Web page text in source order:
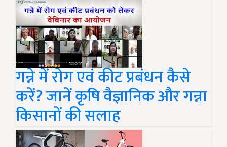
गन्ने में रोग एवं कीट प्रबंधन कैसे
करें? जानें कृषि वैज्ञानिक और गन्ना
किसानों की सलाह